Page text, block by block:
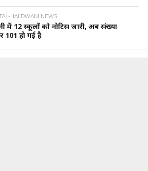
HALDWANI NEWS
में 12 स्कूलों को नोटिस जारी, अब संख्या
101 हो गई है